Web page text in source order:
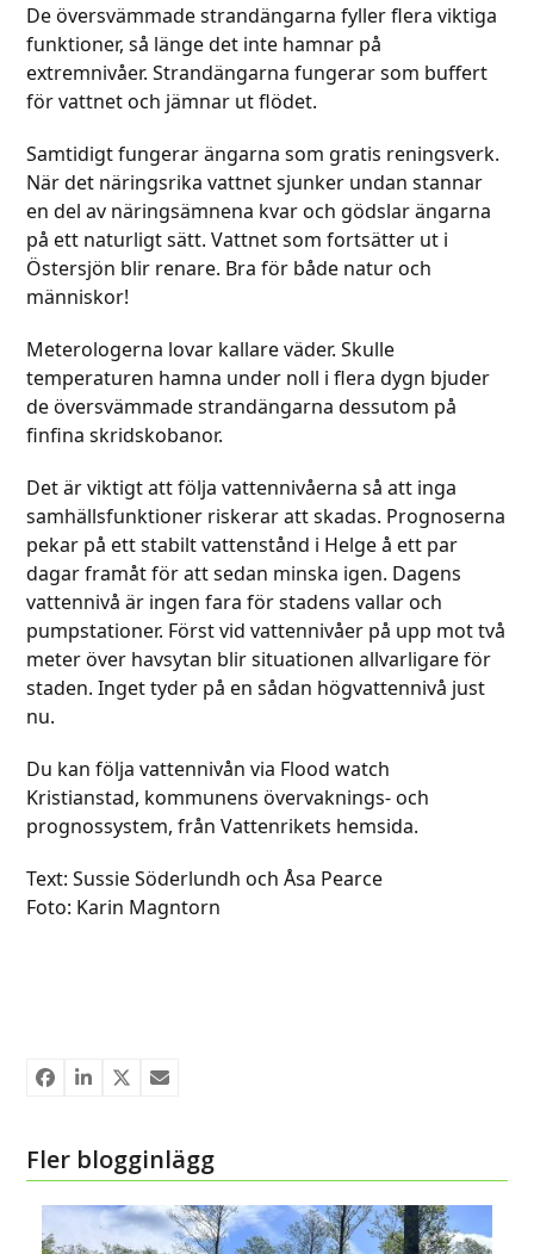
De översvämmade strandängarna fyller flera viktiga
funktioner, så länge det inte hamnar på
extremnivåer. Strandängarna fungerar som buffert
för vattnet och jämnar ut flödet.
Samtidigt fungerar ängarna som gratis reningsverk.
När det näringsrika vattnet sjunker undan stannar
en del av näringsämnena kvar och gödslar ängarna
på ett naturligt sätt. Vattnet som fortsätter ut i
Östersjön blir renare. Bra för både natur och
människor!
Meterologerna lovar kallare väder. Skulle
temperaturen hamna under noll i flera dygn bjuder
de översvämmade strandängarna dessutom på
finfina skridskobanor.
Det är viktigt att följa vattennivåerna så att inga
samhällsfunktioner riskerar att skadas. Prognoserna
pekar på ett stabilt vattenstånd i Helge å ett par
dagar framåt för att sedan minska igen. Dagens
vattennivå är ingen fara för stadens vallar och
pumpstationer. Först vid vattennivåer på upp mot två
meter över havsytan blir situationen allvarligare för
staden. Inget tyder på en sådan högvattennivå just
nu.
Du kan följa vattennivån via Flood watch
Kristianstad, kommunens övervaknings- och
prognossystem, från Vattenrikets hemsida.
Text: Sussie Söderlundh och Åsa Pearce
Foto: Karin Magntorn
Fler blogginlägg